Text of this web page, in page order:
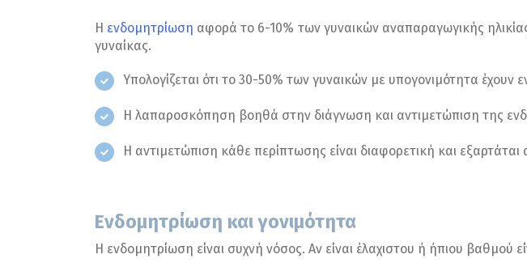
Η ενδομητρίωση αφορά το 6-10% των γυναικών αναπαραγωγικής
γυναίκας.
Υπολογίζεται ότι το 30-50% των γυναικών με υπογονιμότητα έχουν
Η λαπαροσκόπηση βοηθά στην διάγνωση και αντιμετώπιση της
Η αντιμετώπιση κάθε περίπτωσης είναι διαφορετική και
Ενδομητρίωση και γονιμότητα
Η ενδομητρίωση είναι συχνή νόσος. Αν είναι έλαχιστου ή ήπιου βαθμού